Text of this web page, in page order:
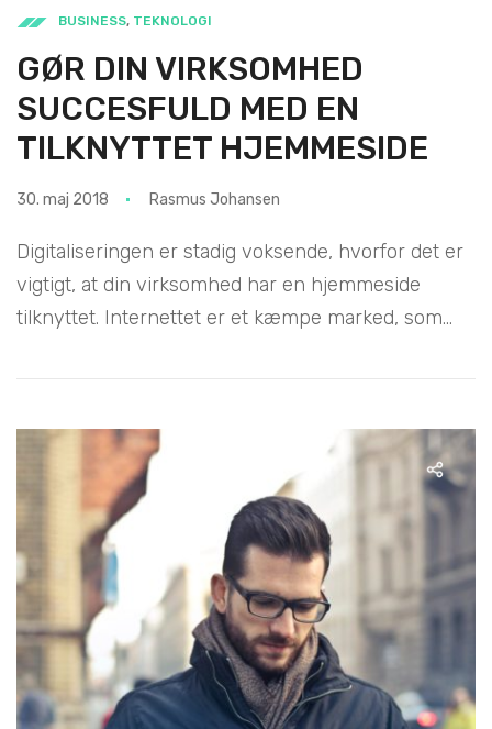
BUSINESS, TEKNOLOGI
GØR DIN VIRKSOMHED
SUCCESFULD MED EN
TILKNYTTET HJEMMESIDE
30. maj 2018 Rasmus Johansen
Digitaliseringen er stadig voksende, hvorfor det er
vigtigt, at din virksomhed har en hjemmeside
tilknyttet. Internettet er et kæmpe marked, som...